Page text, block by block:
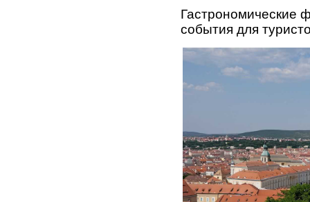
Гастрономические
события для